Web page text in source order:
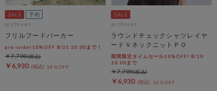
archives
フリルフードパーカー
pre-order10%OFF 8/21 10:00まで！
￥6,930 10％OFF
￥7,700
archives
ラウンドチェックシャツレイヤ
ードＶネックニットＰＯ
期間限定タイムセール10%OFF! 8/10
10:00まで
￥6,930 10％OFF
￥7,700